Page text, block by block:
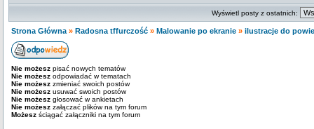
Wyświetl posty z ostatnich:
Strona Główna » Radosna tffurczość » Malowanie po ekranie » ilustracje do
Nie możesz pisać nowych tematów
Nie możesz odpowiadać w tematach
Nie możesz zmieniać swoich postów
Nie możesz usuwać swoich postów
Nie możesz głosować w ankietach
Nie możesz załączać plików na tym forum
Możesz ściągać załączniki na tym forum